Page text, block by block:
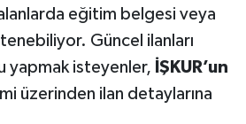
eğitim belgesi veya
Güncel ilanları
yapmak isteyenler, İŞKUR’un
üzerinden ilan detaylarına